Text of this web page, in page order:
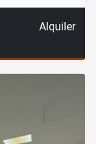
Alquiler